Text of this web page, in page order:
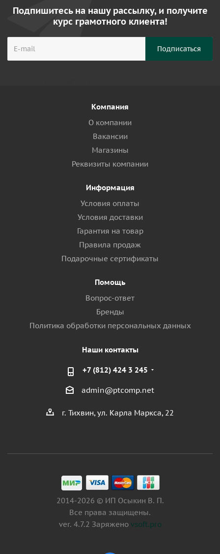
Подпишитесь на нашу рассылку, и получите
курс грамотного клиента!
Компания
О компании
Вакансии
Магазины
Реквизиты компании
Информация
Условия оплаты
Условия доставки
Гарантия на товар
Правила продаж
Подарочные сертификаты
Помощь
Вопрос-ответ
Бренды
Политика обработки персональных данных
Наши контакты
+7 (812) 424 3 245
admin@ptcomp.net
г. Тихвин, ул. Карла Маркса, 22
2014-2026 © ИП Осыкин В. П.
Все права защищены.
ver. 4.7.2 Заряжено vsoft.pro